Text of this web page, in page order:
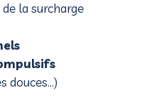
la surcharge
douces…)